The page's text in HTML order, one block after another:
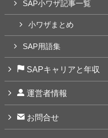
SAP小ワザ記事一覧
小ワザまとめ
SAP用語集
SAPキャリアと年収
運営者情報
お問合せ